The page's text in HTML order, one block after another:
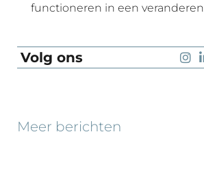
functioneren in een
Volg ons
Meer berichten